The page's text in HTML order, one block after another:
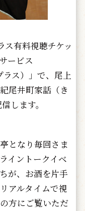
有料視聴チケッ
ービス
ラス）」で、尾上
尾井町家話（き
します。
となり毎回さま
イントークイベ
が、お酒を片手
アルタイムで視
方にご覧いただ